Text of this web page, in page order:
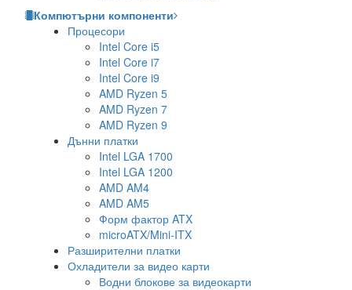
Компютърни компоненти
Процесори
Intel Core i5
Intel Core i7
Intel Core i9
AMD Ryzen 5
AMD Ryzen 7
AMD Ryzen 9
Дънни платки
Intel LGA 1700
Intel LGA 1200
AMD AM4
AMD AM5
Форм фактор ATX
microATX/Mini-ITX
Разширителни платки
Охладители за видео карти
Водни блокове за видеокарти